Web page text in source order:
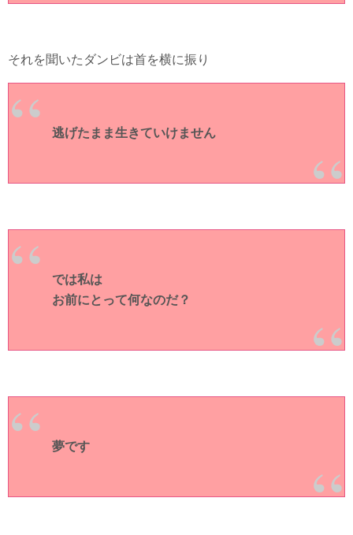
それを聞いたダンビは首を横に振り
逃げたまま生きていけません
では私は
お前にとって何なのだ？
夢です